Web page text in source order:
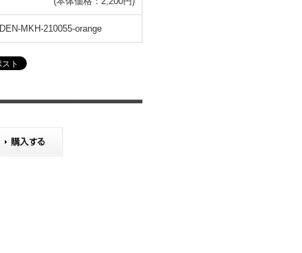
DEN-MKH-210055-orange